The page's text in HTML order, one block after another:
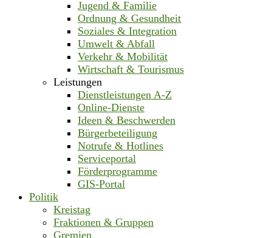
Jugend & Familie
Ordnung & Gesundheit
Soziales & Integration
Umwelt & Abfall
Verkehr & Mobilität
Wirtschaft & Tourismus
Leistungen
Dienstleistungen A-Z
Online-Dienste
Ideen & Beschwerden
Bürgerbeteiligung
Notrufe & Hotlines
Serviceportal
Förderprogramme
GIS-Portal
Politik
Kreistag
Fraktionen & Gruppen
Gremien